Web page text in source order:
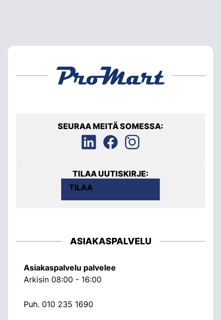
SEURAA MEITÄ SOMESSA:
TILAA UUTISKIRJE:
TILAA
ASIAKASPALVELU
Asiakaspalvelu palvelee
Arkisin 08:00 - 16:00
Puh. 010 235 1690